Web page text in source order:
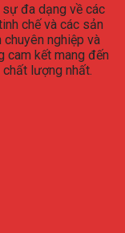
đa dạng về các
chế và các sản
nghiệp và
cam kết mang đến
lượng nhất.